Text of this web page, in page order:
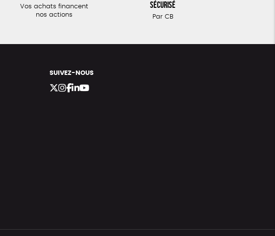
Vos achats financent
nos actions
sécurisé
Par CB
SUIVEZ-NOUS